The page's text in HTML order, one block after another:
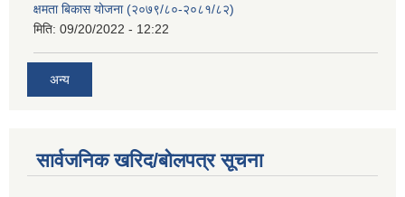
क्षमता बिकास योजना (२०७९/८०-२०८१/८२)
मिति: 09/20/2022 - 12:22
अन्य
सार्वजनिक खरिद/बोलपत्र सूचना